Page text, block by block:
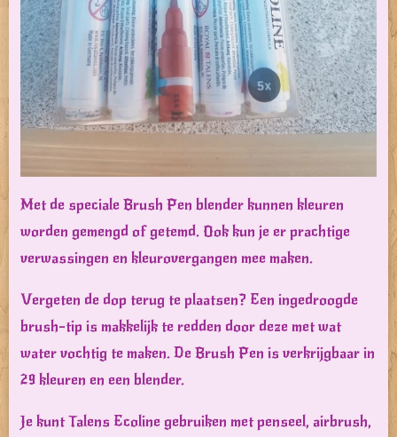
Met de speciale Brush Pen blender kunnen kleuren
worden gemengd of getemd. Ook kun je er prachtige
verwassingen en kleurovergangen mee maken.
Vergeten de dop terug te plaatsen? Een ingedroogde
brush-tip is makkelijk te redden door deze met wat
water vochtig te maken. De Brush Pen is verkrijgbaar in
29 kleuren en een blender.
Je kunt Talens Ecoline gebruiken met penseel, airbrush,